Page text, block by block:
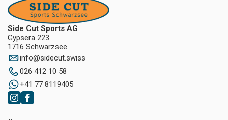
Side Cut Sports AG
Gypsera 223
1716 Schwarzsee
info@sidecut.swiss
026 412 10 58
+41 77 8119405